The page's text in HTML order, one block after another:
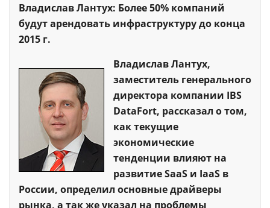
Владислав Лантух: Более 50% компаний
будут арендовать инфраструктуру до конца
2015 г.
Владислав Лантух,
заместитель генерального
директора компании IBS
DataFort, рассказал о том,
как текущие
экономические
тенденции влияют на
развитие SaaS и IaaS в
России, определил основные драйверы
рынка, а так же указал на проблемы